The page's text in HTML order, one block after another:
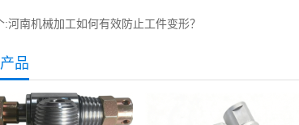
:河南机械加工如何有效防止工件变形？
品